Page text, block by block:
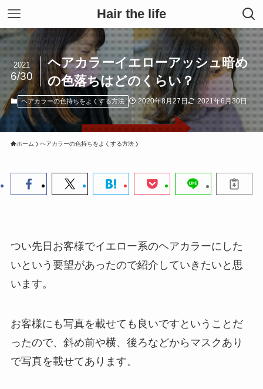
Hair the life
ヘアカラーイエローアッシュ暗め
の色落ちはどのくらい？
2021
6/30
ヘアカラーの色持ちをよくする方法 2020年8月27日 2021年6月30日
ホーム ヘアカラーの色持ちをよくする方法
つい先日お客様でイエロー系のヘアカラーにした
いという要望があったので紹介していきたいと思
います。
お客様にも写真を載せても良いですということだ
ったので、斜め前や横、後ろなどからマスクあり
で写真を載せてあります。